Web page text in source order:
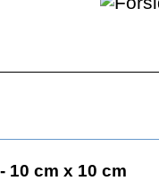
10 cm x 10 cm